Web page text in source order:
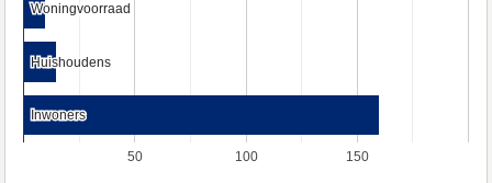
50 100 150
Woningvoorraad
Woningvoorraad
Huishoudens
Huishoudens
Inwoners
Inwoners